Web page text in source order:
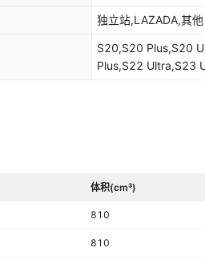
独立站,LAZADA,其他
S20,S20 Plus,S20
Plus,S22 Ultra,S23
体积(cm³)
810
810